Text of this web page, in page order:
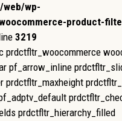
web/wp-
product-
3219
prdctfltr_woocommerce
pf_arrow_inline
prdctfltr_maxheight
prdctfltr_hierarchy_filled